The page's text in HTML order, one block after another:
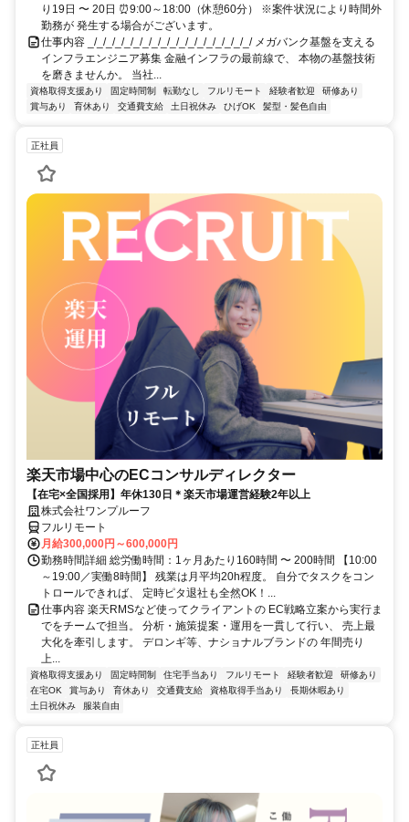
り19日 〜 20日 ⏰9:00～18:00（休憩60分） ※案件状況により時間外
勤務が 発生する場合がございます。
仕事内容 _/_/_/_/_/_/_/_/_/_/_/_/_/_/_/_/_/_/ メガバンク基盤を支える
インフラエンジニア募集 金融インフラの最前線で、 本物の基盤技術
を磨きませんか。 当社...
資格取得支援あり 固定時間制 転勤なし フルリモート 経験者歓迎
研修あり
賞与あり
育休あり 交通費支給 土日祝休み ひげOK 髪型・髪色自由
正社員
楽天市場中心のECコンサルディレクター
【在宅×全国採用】年休130日＊楽天市場運営経験2年以上
株式会社ワンプルーフ
フルリモート
月給300,000円～600,000円
勤務時間詳細 総労働時間：1ヶ月あたり160時間 〜 200時間 【10:00
～19:00／実働8時間】 残業は月平均20h程度。 自分でタスクをコン
トロールできれば、 定時ピタ退社も全然OK！...
仕事内容 楽天RMSなど使ってクライアントの EC戦略立案から実行ま
でをチームで担当。 分析・施策提案・運用を一貫して行い、 売上最
大化を牽引します。 デロンギ等、ナショナルブランドの 年間売り
上...
資格取得支援あり 固定時間制 住宅手当あり フルリモート 経験者歓迎
研修あり
在宅OK
賞与あり 育休あり 交通費支給 資格取得手当あり
長期休暇あり
土日祝休み
服装自由
正社員